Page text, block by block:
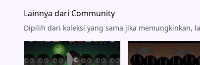
Lainnya dari Community
Dipilih dari koleksi yang sama jika memungkinkan,